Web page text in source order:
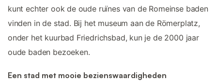
kunt echter ook de oude ruïnes van de Romeinse baden
vinden in de stad. Bij het museum aan de Römerplatz,
onder het kuurbad Friedrichsbad, kun je de 2000 jaar
oude baden bezoeken.
Een stad met mooie bezienswaardigheden